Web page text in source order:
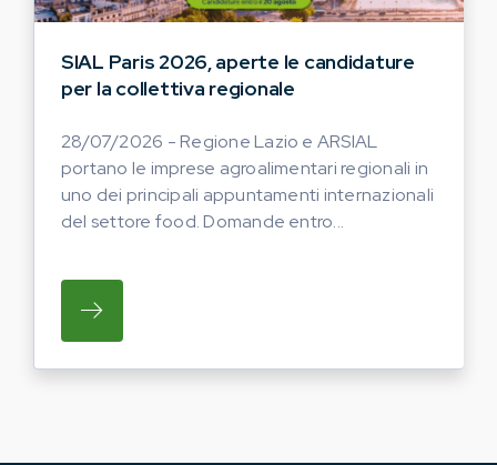
SIAL Paris 2026, aperte le candidature
per la collettiva regionale
28/07/2026 - Regione Lazio e ARSIAL
portano le imprese agroalimentari regionali in
uno dei principali appuntamenti internazionali
del settore food. Domande entro...
SU REGIONE LAZIO E ARSIAL PORTANO